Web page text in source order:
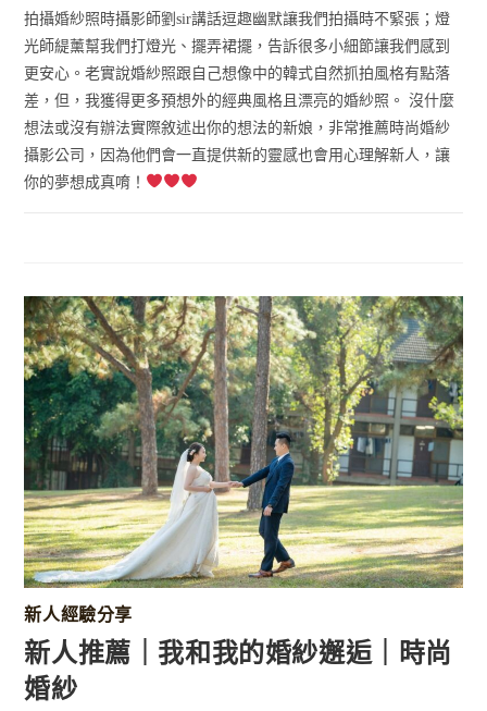
拍攝婚紗照時攝影師劉sir講話逗趣幽默讓我們拍攝時不緊張；燈
光師緹薰幫我們打燈光、擺弄裙擺，告訴很多小細節讓我們感到
更安心。老實說婚紗照跟自己想像中的韓式自然抓拍風格有點落
差，但，我獲得更多預想外的經典風格且漂亮的婚紗照。 沒什麼
想法或沒有辦法實際敘述出你的想法的新娘，非常推薦時尚婚紗
攝影公司，因為他們會一直提供新的靈感也會用心理解新人，讓
你的夢想成真唷！
新人經驗分享
新人推薦｜我和我的婚紗邂逅｜時尚
婚紗